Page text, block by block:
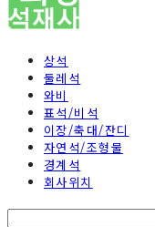
상석
둘레석
와비
표석/비석
이장/축대/잔디
자연석/조형물
경계석
회사위치